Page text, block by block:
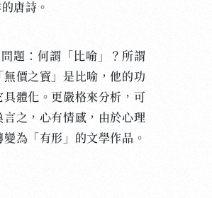
唐詩。
題：何謂「比喻」？所謂
無價之寶」是比喻，他的功
體化。更嚴格來分析，可
之，心有情感，由於心理
為「有形」的文學作品。